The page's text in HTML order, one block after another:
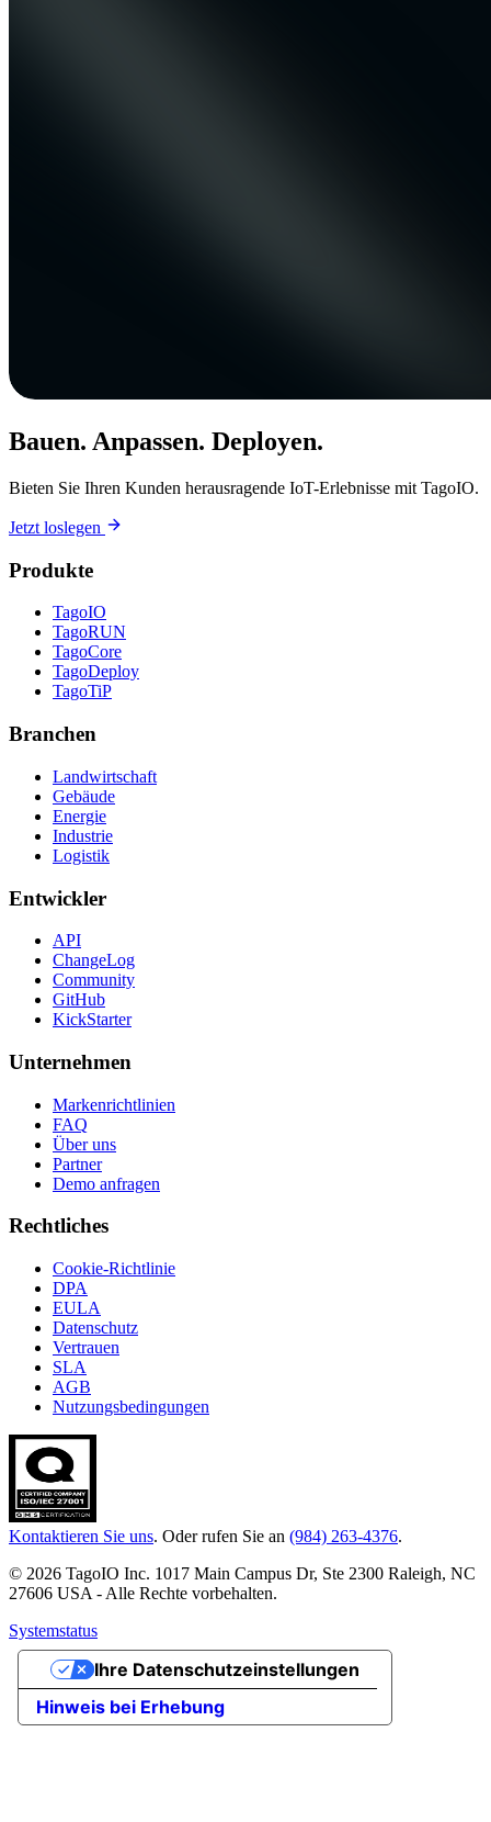
Bauen. Anpassen. Deployen.
Bieten Sie Ihren Kunden herausragende IoT-Erlebnisse mit TagoIO.
Jetzt loslegen
Produkte
TagoIO
TagoRUN
TagoCore
TagoDeploy
TagoTiP
Branchen
Landwirtschaft
Gebäude
Energie
Industrie
Logistik
Entwickler
API
ChangeLog
Community
GitHub
KickStarter
Unternehmen
Markenrichtlinien
FAQ
Über uns
Partner
Demo anfragen
Rechtliches
Cookie-Richtlinie
DPA
EULA
Datenschutz
Vertrauen
SLA
AGB
Nutzungsbedingungen
Kontaktieren Sie uns. Oder rufen Sie an (984) 263-4376.
© 2026 TagoIO Inc. 1017 Main Campus Dr, Ste 2300 Raleigh, NC
27606 USA - Alle Rechte vorbehalten.
Systemstatus
Hinweis bei Erhebung
Ihre Datenschutzeinstellungen